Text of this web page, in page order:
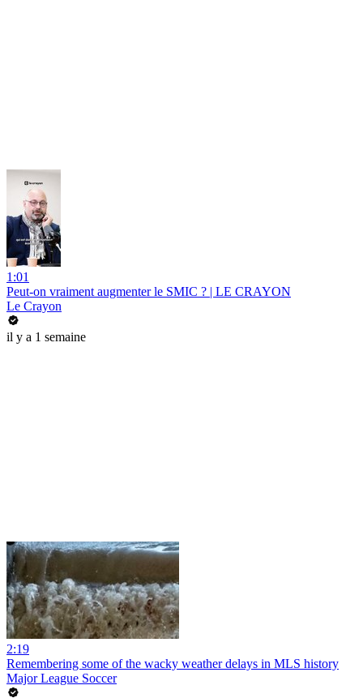
1:01
Peut-on vraiment augmenter le SMIC ? | LE CRAYON
Le Crayon
il y a 1 semaine
2:19
Remembering some of the wacky weather delays in MLS history
Major League Soccer